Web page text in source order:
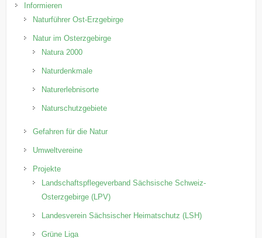
Informieren
Naturführer Ost-Erzgebirge
Natur im Osterzgebirge
Natura 2000
Naturdenkmale
Naturerlebnisorte
Naturschutzgebiete
Gefahren für die Natur
Umweltvereine
Projekte
Landschaftspflegeverband Sächsische Schweiz-
Osterzgebirge (LPV)
Landesverein Sächsischer Heimatschutz (LSH)
Grüne Liga